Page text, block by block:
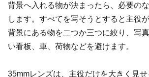
背景へ入れる物が決まったら、必要の
します。すべてを写そうとすると主役
背景にある物を二つか三つに絞り、写
い看板、車、荷物などを避けます。
35mmレンズは、主役だけを大きく見